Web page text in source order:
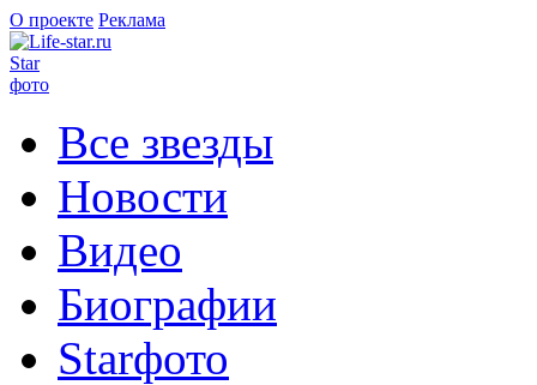
О проекте Реклама
Star
фото
Все звезды
Новости
Видео
Биографии
Starфото